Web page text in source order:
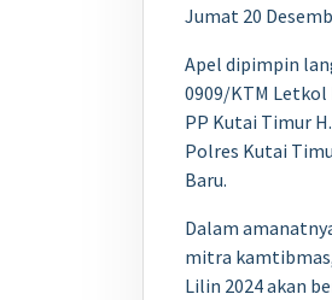
Jumat 20
Apel dipimpin
0909/KTM Letkol
PP Kutai Timur
Polres Kutai
Baru.
Dalam
mitra
Lilin 2024 akan